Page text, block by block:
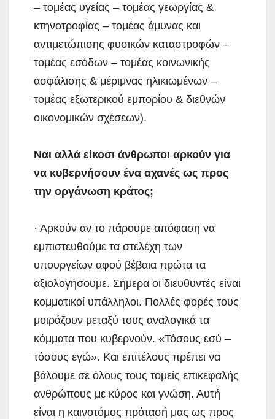
– τομέας υγείας – τομέας γεωργίας &
κτηνοτροφίας – τομέας άμυνας και
αντιμετώπισης φυσικών καταστροφών –
τομέας εσόδων – τομέας κοινωνικής
ασφάλισης & μέριμνας ηλικιωμένων –
τομέας εξωτερικού εμπορίου & διεθνών
οικονομικών σχέσεων).
Ναι αλλά είκοσι άνθρωποι αρκούν για
να κυβερνήσουν ένα αχανές ως προς
την οργάνωση κράτος;
· Αρκούν αν το πάρουμε απόφαση να
εμπιστευθούμε τα στελέχη των
υπουργείων αφού βέβαια πρώτα τα
αξιολογήσουμε. Σήμερα οι διευθυντές είναι
κομματικοί υπάλληλοι. Πολλές φορές τους
μοιράζουν μεταξύ τους αναλογικά τα
κόμματα που κυβερνούν. «Τόσους εσύ –
τόσους εγώ». Και επιτέλους πρέπει να
βάλουμε σε όλους τους τομείς επικεφαλής
ανθρώπους με κύρος και γνώση. Αυτή
είναι η καινοτόμος πρότασή μας ως προς